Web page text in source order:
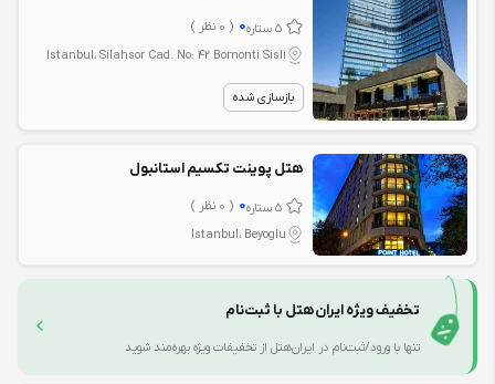
5 ستاره 0 ( 0 نظر )
Istanbul، Silahsor Cad. No: 42 Bomonti Sisli
بازسازی شده
هتل پوینت تکسیم استانبول
5 ستاره 0 ( 0 نظر )
Istanbul، Beyoglu
تخفیف ویژه ایران‌هتل با ثبت‌نام
تنها با ورود/ثبت‌نام در ایران‌هتل از تخفیفات ویژه بهره‌مند شوید